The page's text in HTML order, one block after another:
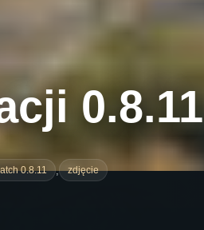
0.8.11
0.8.11 , zdjęcie